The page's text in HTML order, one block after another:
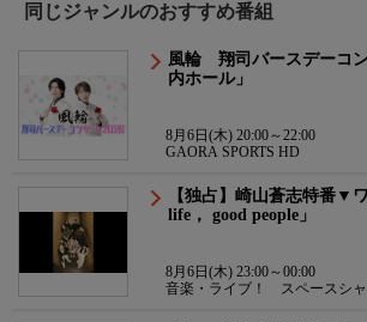
同じジャンルのおすすめ番組
風輪 翔司バースデーコン
内ホール」
8月6日(木) 20:00～22:00
GAORA SPORTS HD
【独占】崎山蒼志特番▼
life， good people」
8月6日(木) 23:00～00:00
音楽・ライブ！ スペースシ